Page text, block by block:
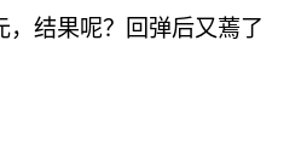
，结果呢？回弹后又蔫了